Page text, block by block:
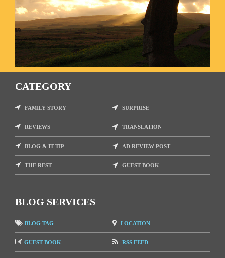
CATEGORY
FAMILY STORY SURPRISE
REVIEWS TRANSLATION
BLOG & IT TIP AD REVIEW POST
THE REST GUEST BOOK
BLOG SERVICES
BLOG TAG LOCATION
GUEST BOOK RSS FEED